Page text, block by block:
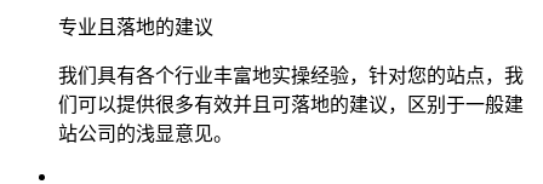
专业且落地的建议
我们具有各个行业丰富地实操经验，针对您的站点，我
们可以提供很多有效并且可落地的建议，区别于一般建
站公司的浅显意见。